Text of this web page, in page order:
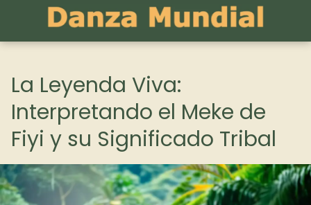
La Leyenda Viva:
Interpretando el Meke de
Fiyi y su Significado Tribal